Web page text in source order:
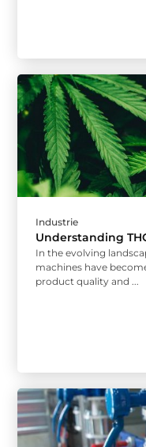
Industrie
Understanding
In the evolving
machines have
product quality and ...